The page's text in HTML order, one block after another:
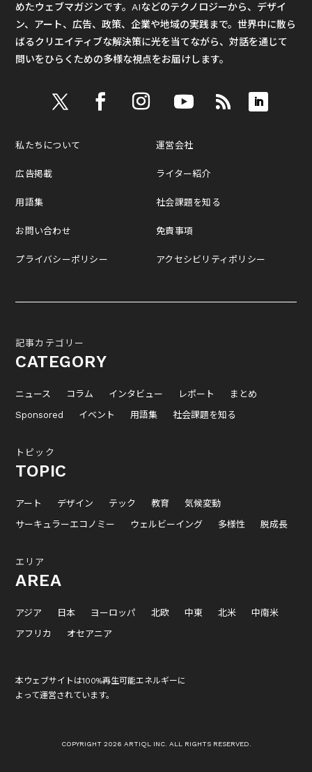
めたウェブマガジンです。AIなどのテクノロジーから、デザイ
ン、アート、広告、政策、企業や地域の実践まで。世界中に散ら
ばるクリエイティブな解決策に光を当てながら、対話を通じて
問いをひらくための多様な視点をお届けします。
私たちについて
広告掲載
用語集
お問い合わせ
プライバシーポリシー
運営会社
ライター紹介
社会課題を知る
免責事項
アクセシビリティポリシー
記事カテゴリー
CATEGORY
ニュース コラム インタビュー レポート
まとめ
Sponsored
イベント 用語集 社会課題を知る
トピック
TOPIC
アート デザイン テック 教育
気候変動
サーキュラーエコノミー
ウェルビーイング 多様性 脱成長
エリア
AREA
アジア 日本 ヨーロッパ 北欧 中東 北米
中南米
アフリカ
オセアニア
本ウェブサイトは100%再生可能エネルギーに
よって運営されています。
COPYRIGHT 2026 ARTIQL INC. ALL RIGHTS RESERVED.